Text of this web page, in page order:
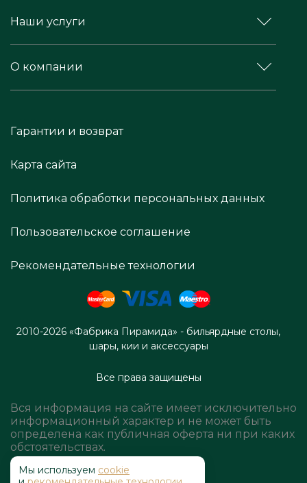
Наши услуги
О компании
Гарантии и возврат
Карта сайта
Политика обработки персональных данных
Пользовательское соглашение
Рекомендательные технологии
2010-2026 «Фабрика Пирамида» - бильярдные столы,
шары, кии и аксессуары
Все права защищены
Вся информация на сайте имеет исключительно
информационный характер и не может быть
определена как публичная оферта ни при каких
обстоятельствах.
Мы используем cookie